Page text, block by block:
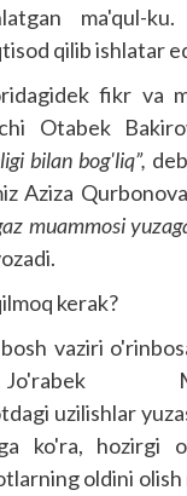
ma'qul-
qilib ishlatar
fikr va
Otabek
bilan bog'liq”,
Aziza Qurbonova
muammosi
kerak?
vaziri
uzilishlar
ko'ra, hozirgi
oldini olish